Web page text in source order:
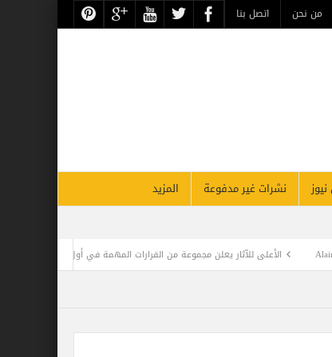
اتصل بنا
غير مدفوعة
المزيد
مجموعة من القرارات المهمة في أول اجتماع بالعام الجديد